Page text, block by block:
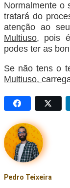
Normalmente o
tratará do
atenção ao seu
Multiuso, pois
podes ter as
Se não tens o
Multiuso,
Pedro Teixeira